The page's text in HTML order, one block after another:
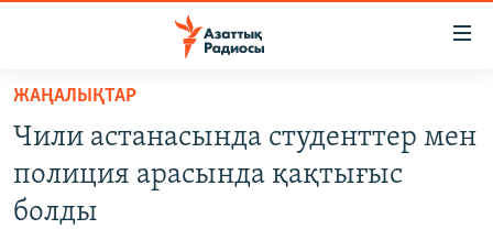
Skip
main
content
SkipAZATTYQTV
ЖАҢАЛЫҚТАР
Чили астанасында студенттер мен
полиция арасында қақтығыс
болды